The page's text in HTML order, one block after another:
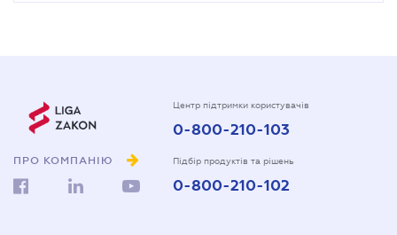
ПРО КОМПАНІЮ
Центр підтримки користувачів
0-800-210-103
Підбір продуктів та рішень
0-800-210-102